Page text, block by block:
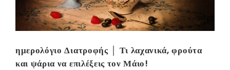
ημερολόγιο Διατροφής │ Τι λαχανικά, φρούτα
και ψάρια να επιλέξεις τον Μάιο!